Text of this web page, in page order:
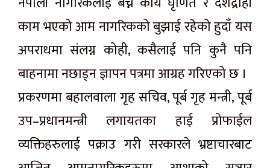
काम भएको आम नागरिकको बुझाई रहेको हुदाँ यस
अपराधमा संलग्न कोही, कसैलाई पनि कुनै पनि
बाहनामा नछाड्न ज्ञापन पत्रमा आग्रह गरिएको छ ।
प्रकरणमा बहालवाला गृह सचिव, पूर्ब गृह मन्त्री, पूर्ब
उप–प्रधानमन्त्री लगायतका हाई प्रोफाईल
व्यक्तिहरुलाई पक्राउ गरी सरकारले भ्रष्टाचारबाट